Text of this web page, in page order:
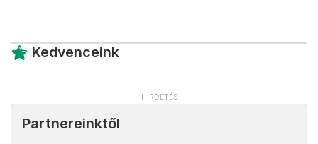
Kedvenceink
Partnereinktől